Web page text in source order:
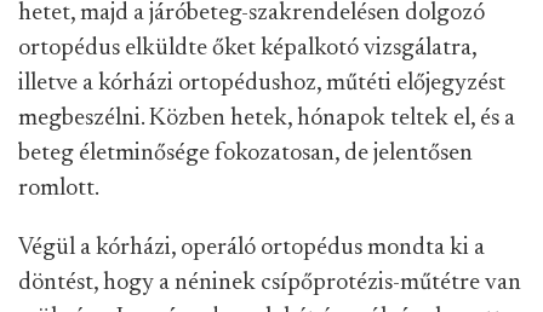
hetet, majd a járóbeteg-szakrendelésen dolgozó
ortopédus elküldte őket képalkotó vizsgálatra,
illetve a kórházi ortopédushoz, műtéti előjegyzést
megbeszélni. Közben hetek, hónapok teltek el, és a
beteg életminősége fokozatosan, de jelentősen
romlott.
Végül a kórházi, operáló ortopédus mondta ki a
döntést, hogy a néninek csípőprotézis-műtétre van